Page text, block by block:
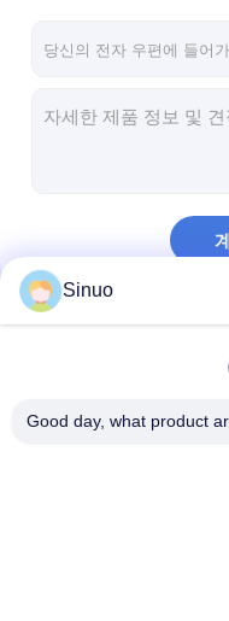
차량 시험 장비
LED 시험 장비
가연성 시험 약실
Sinuo
Good day, what product